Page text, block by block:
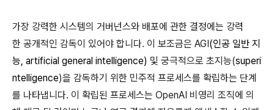
가장 강력한 시스템의 거버넌스와 배포에 관한 결정에는 강력
한 공개적인 감독이 있어야 합니다. 이 보조금은 AGI (인공 일반 지
능, artificial general intelligence) 및 궁극적으로 초지능(superi
ntelligence)을 감독하기 위한 민주적 프로세스를 확립하는 단계
를 나타냅니다. 이 확립된 프로세스는 OpenAI 비영리 조직에 의